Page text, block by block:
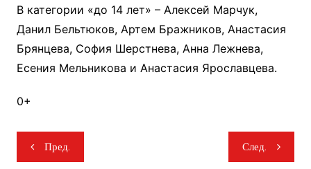
В категории «до 14 лет» – Алексей Марчук,
Данил Бельтюков, Артем Бражников, Анастасия
Брянцева, София Шерстнева, Анна Лежнева,
Есения Мельникова и Анастасия Ярославцева.
0+
Навигация
по
Пред. След.